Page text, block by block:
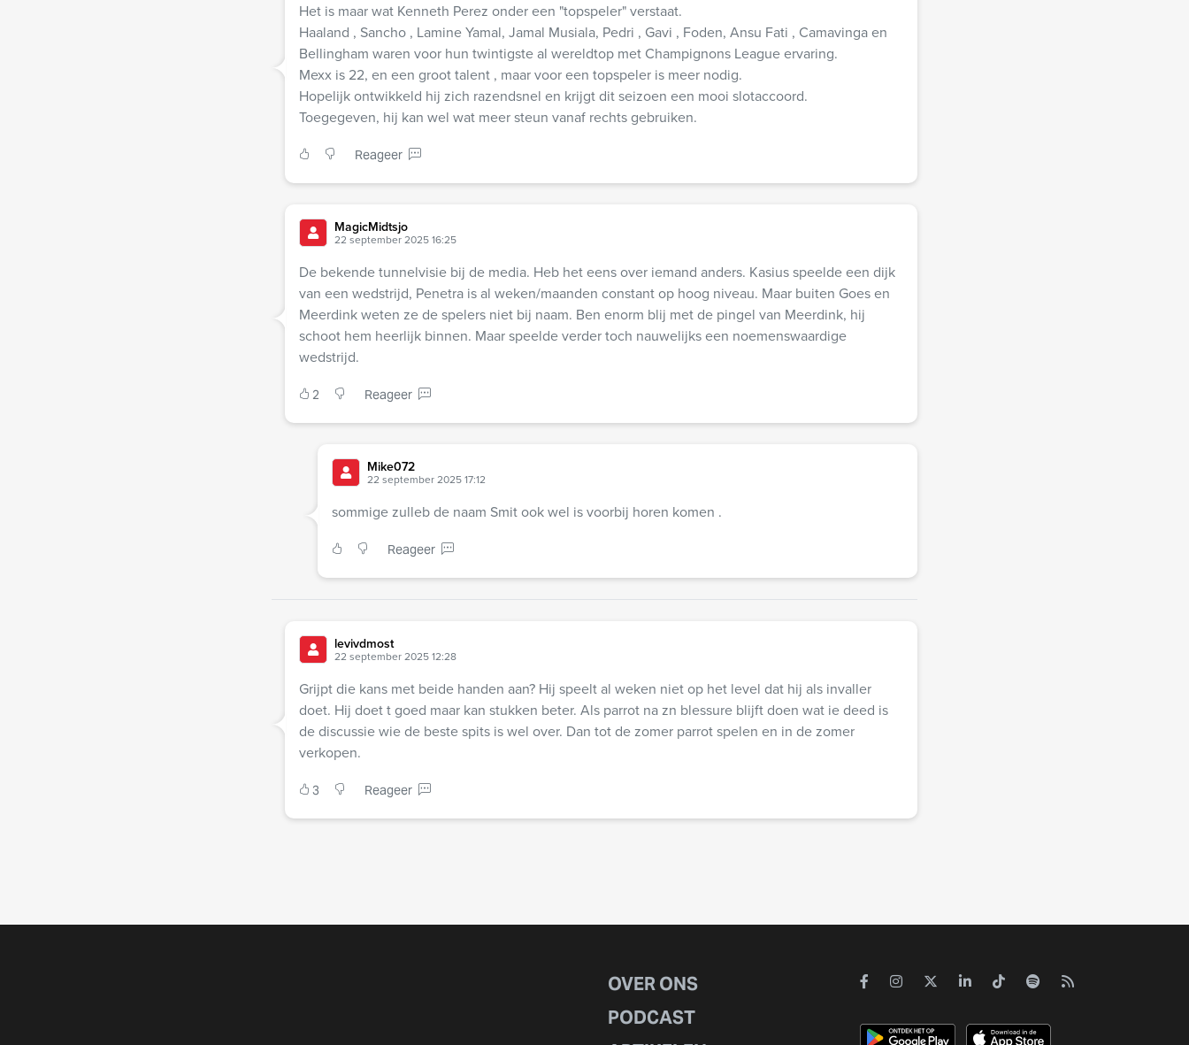
Het is maar wat Kenneth Perez onder een "topspeler" verstaat.
Haaland , Sancho , Lamine Yamal, Jamal Musiala, Pedri , Gavi , Foden, Ansu Fati , Camavinga en
Bellingham waren voor hun twintigste al wereldtop met Champignons League ervaring.
Mexx is 22, en een groot talent , maar voor een topspeler is meer nodig.
Hopelijk ontwikkeld hij zich razendsnel en krijgt dit seizoen een mooi slotaccoord.
Toegegeven, hij kan wel wat meer steun vanaf rechts gebruiken.
Reageer
MagicMidtsjo
22 september 2025 16:25
De bekende tunnelvisie bij de media. Heb het eens over iemand anders. Kasius speelde een dijk
van een wedstrijd, Penetra is al weken/maanden constant op hoog niveau. Maar buiten Goes en
Meerdink weten ze de spelers niet bij naam. Ben enorm blij met de pingel van Meerdink, hij
schoot hem heerlijk binnen. Maar speelde verder toch nauwelijks een noemenswaardige
wedstrijd.
2 Reageer
Mike072
22 september 2025 17:12
sommige zulleb de naam Smit ook wel is voorbij horen komen .
Reageer
levivdmost
22 september 2025 12:28
Grijpt die kans met beide handen aan? Hij speelt al weken niet op het level dat hij als invaller
doet. Hij doet t goed maar kan stukken beter. Als parrot na zn blessure blijft doen wat ie deed is
de discussie wie de beste spits is wel over. Dan tot de zomer parrot spelen en in de zomer
verkopen.
3 Reageer
OVER ONS
PODCAST